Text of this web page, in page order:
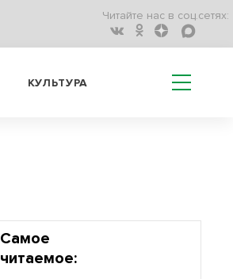
Читайте нас в соц.сетях:
КУЛЬТУРА
Самое
читаемое: